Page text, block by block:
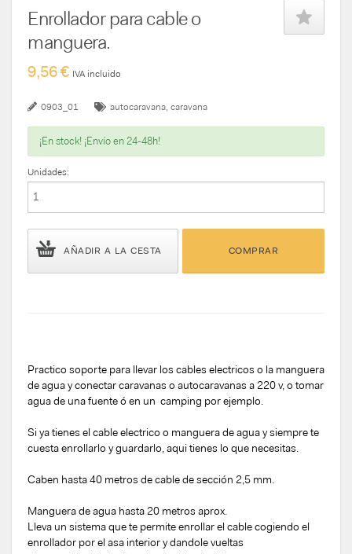
Enrollador para cable o
manguera.
9,56 € IVA incluido
0903_01 autocaravana caravana
¡En stock! ¡Envío en 24-48h!
Unidades:
AÑADIR A LA CESTA COMPRAR
Practico soporte para llevar los cables electricos o la manguera
de agua y conectar caravanas o autocaravanas a 220 v, o tomar
agua de una fuente ó en un camping por ejemplo.
Si ya tienes el cable electrico o manguera de agua y siempre te
cuesta enrollarlo y guardarlo, aqui tienes lo que necesitas.
Caben hasta 40 metros de cable de sección 2,5 mm.
Manguera de agua hasta 20 metros aprox.
Lleva un sistema que te permite enrollar el cable cogiendo el
enrollador por el asa interior y dandole vueltas